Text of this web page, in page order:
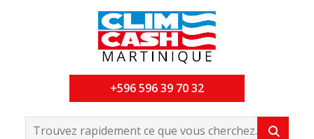
+596 596 39 70 32